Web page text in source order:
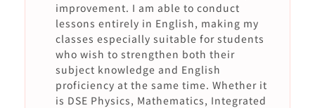
improvement. I am able to conduct
lessons entirely in English, making my
classes especially suitable for students
who wish to strengthen both their
subject knowledge and English
proficiency at the same time. Whether it
is DSE Physics, Mathematics, Integrated